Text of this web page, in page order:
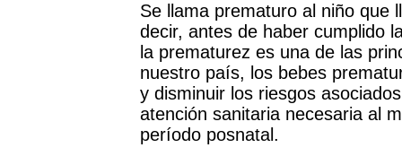
Se llama prematuro al niño que
decir, antes de haber cumplido
la prematurez es una de las
nuestro país, los bebes
y disminuir los riesgos
atención sanitaria necesaria al
período posnatal.